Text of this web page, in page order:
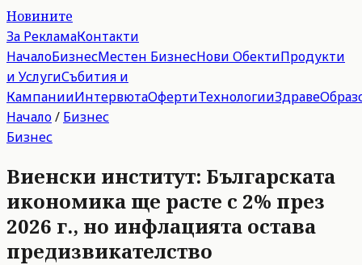
Новините
За РекламаКонтакти
НачалоБизнесМестен БизнесНови ОбектиПродукти
и УслугиСъбития и
КампанииИнтервютаОфертиТехнологииЗдраве
Начало/ Бизнес
Бизнес
Виенски институт: Българската
икономика ще расте с 2% през
2026 г., но инфлацията остава
предизвикателство